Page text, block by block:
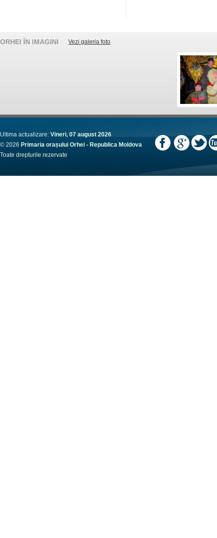
ORHEI ÎN IMAGINI Vezi galeria foto
Ultima actualizare: Vineri, 07 august 2026
© 2026 Primaria orașului Orhei - Republica Moldova
Toate drepturile rezervate